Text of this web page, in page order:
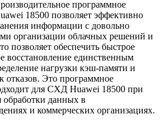
программное
18500 позволяет эффективно
информации с довольно
организации облачных решений и
позволяет обеспечить быстрое
восстановление единственным
нагрузки кэш-памяти и
отказов. Это программное
для СХД Huawei 18500 при
обработки данных в
и коммерческих организациях.